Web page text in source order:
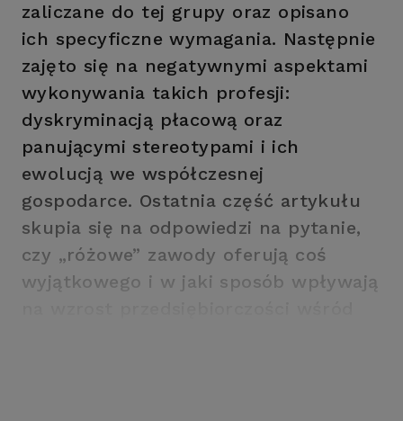
zaliczane do tej grupy oraz opisano
ich specyficzne wymagania. Następnie
zajęto się na negatywnymi aspektami
wykonywania takich profesji:
dyskryminacją płacową oraz
panującymi stereotypami i ich
ewolucją we współczesnej
gospodarce. Ostatnia część artykułu
skupia się na odpowiedzi na pytanie,
czy „różowe” zawody oferują coś
wyjątkowego i w jaki sposób wpływają